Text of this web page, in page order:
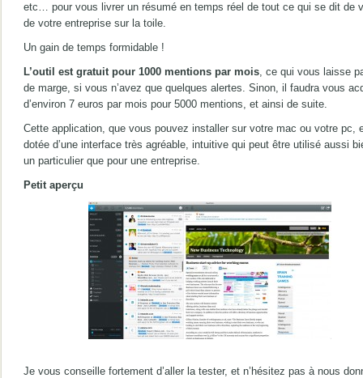
etc… pour vous livrer un résumé en temps réel de tout ce qui se dit de
de votre entreprise sur la toile.
Un gain de temps formidable !
L’outil est gratuit pour 1000 mentions par mois, ce qui vous laisse
de marge, si vous n’avez que quelques alertes. Sinon, il faudra vous
d’environ 7 euros par mois pour 5000 mentions, et ainsi de suite.
Cette application, que vous pouvez installer sur votre mac ou votre pc,
dotée d’une interface très agréable, intuitive qui peut être utilisé aussi
un particulier que pour une entreprise.
Petit aperçu
Je vous conseille fortement d’aller la tester, et n’hésitez pas à nous